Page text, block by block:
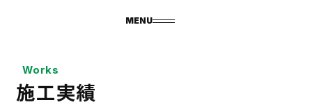
MENU
Works
施工実績